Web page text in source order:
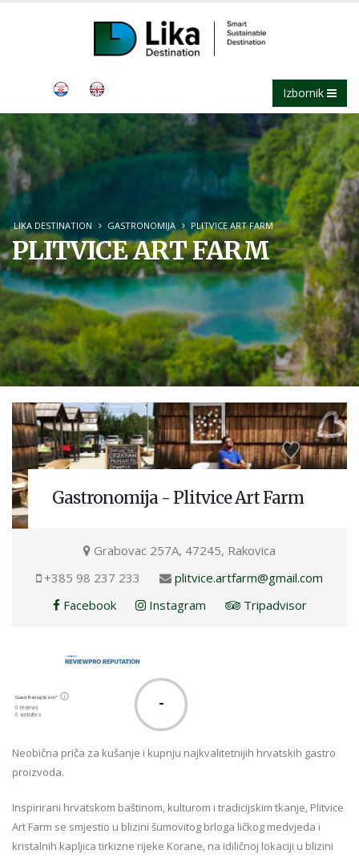
Izbornik
LIKA DESTINATION GASTRONOMIJA PLITVICE ART FARM
PLITVICE ART FARM
Gastronomija - Plitvice Art Farm
Grabovac 257A, 47245, Rakovica
+385 98 237 233
plitvice.artfarm@gmail.com
Facebook
Instagram Tripadvisor
Guest Rating Score™
0 reviews
0 websites
-
Neobična priča za kušanje i kupnju najkvalitetnijih hrvatskih gastro
proizvoda.
Inspirirani hrvatskom baštinom, kulturom i tradicijskim tkanje, Plitvice
Art Farm se smjestio u blizini šumovitog brloga ličkog medvjeda i
kristalnih kapljica tirkizne rijeke Korane, na idiličnoj lokaciji u blizini